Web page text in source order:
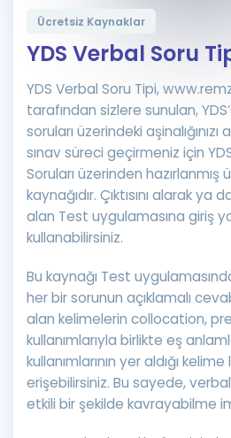
Puan Hesaplama
Rehberlik Aracı
ÖSYM Sınav Takvimi
Kampanyalar
Blog
İngilizce Gramer
Ücretsiz Kaynaklar
YDS Verbal Soru
YDS Verbal Soru Tipi,
tarafından sizlere sunulan,
soruları üzerindeki
sınav süreci geçirmeniz için
Soruları üzerinden
kaynağıdır. Çıktısını alarak ya
alan Test uygulamasına giriş
kullanabilirsiniz.
Bu kaynağı Test
her bir sorunun açıklamalı
alan kelimelerin collocation,
kullanımlarıyla birlikte eş
kullanımlarının yer aldığı
erişebilirsiniz. Bu sayede,
etkili bir şekilde kavrayabilme